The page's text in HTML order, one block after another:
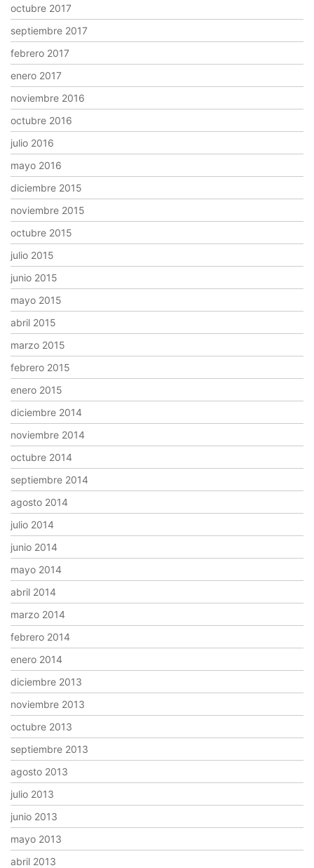
octubre 2017
septiembre 2017
febrero 2017
enero 2017
noviembre 2016
octubre 2016
julio 2016
mayo 2016
diciembre 2015
noviembre 2015
octubre 2015
julio 2015
junio 2015
mayo 2015
abril 2015
marzo 2015
febrero 2015
enero 2015
diciembre 2014
noviembre 2014
octubre 2014
septiembre 2014
agosto 2014
julio 2014
junio 2014
mayo 2014
abril 2014
marzo 2014
febrero 2014
enero 2014
diciembre 2013
noviembre 2013
octubre 2013
septiembre 2013
agosto 2013
julio 2013
junio 2013
mayo 2013
abril 2013